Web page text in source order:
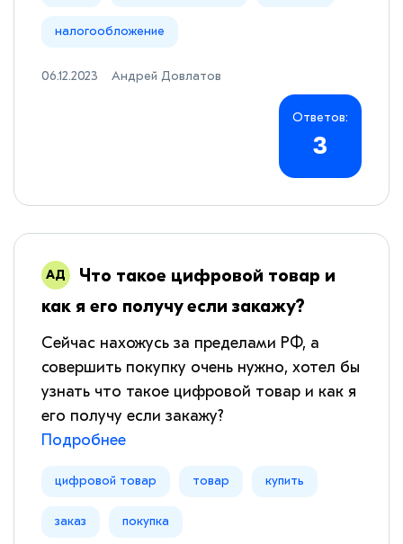
налогообложение
06.12.2023 Андрей Довлатов
Ответов:
3
Что такое цифровой товар и
как я его получу если закажу?
Сейчас нахожусь за пределами РФ, а
совершить покупку очень нужно, хотел бы
узнать что такое цифровой товар и как я
его получу если закажу?
Подробнее
цифровой товар товар купить
заказ покупка